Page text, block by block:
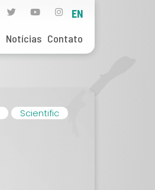
Notícias Contato
EN
Scientific